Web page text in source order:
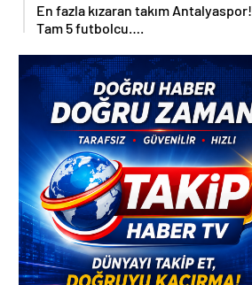
En fazla kızaran takım Antalyaspor!
Tam 5 futbolcu….